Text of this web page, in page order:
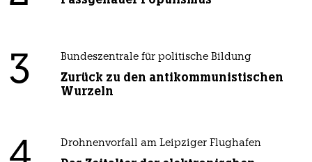
3 Bundeszentrale für politische Bildung
Zurück zu den antikommunistischen
Wurzeln
Drohnenvorfall am Leipziger Flughafen